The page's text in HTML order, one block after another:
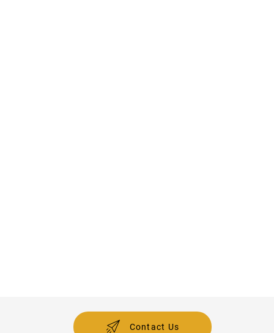
Contact Us